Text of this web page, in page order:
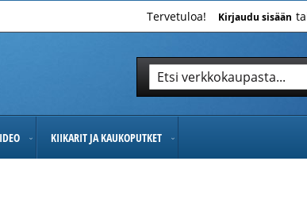
Tervetuloa! Kirjaudu sisään
Hae
KIIKARIT JA KAUKOPUTKET